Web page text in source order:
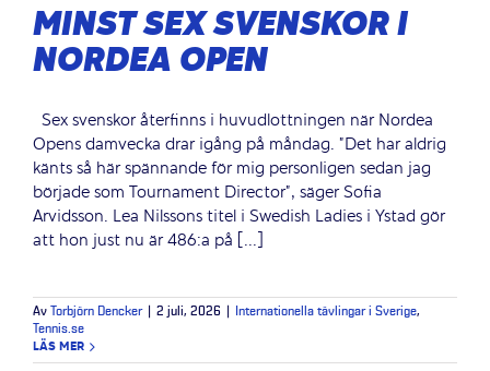
MINST SEX SVENSKOR I
NORDEA OPEN
Sex svenskor återfinns i huvudlottningen när Nordea
Opens damvecka drar igång på måndag. ”Det har aldrig
känts så här spännande för mig personligen sedan jag
började som Tournament Director”, säger Sofia
Arvidsson. Lea Nilssons titel i Swedish Ladies i Ystad gör
att hon just nu är 486:a på [...]
Av Torbjörn Dencker 2 juli, 2026 Internationella tävlingar i Sverige,
Tennis.se
LÄS MER